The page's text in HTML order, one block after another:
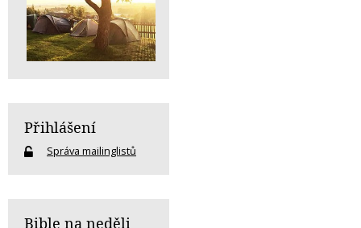
Přihlášení
Správa mailinglistů
Bible na neděli